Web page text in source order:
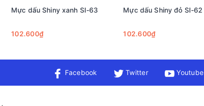
Mực dấu Shiny xanh SI-63
102.600₫
Mực dấu Shiny đỏ SI-62
102.600₫
Facebook Twitter Youtube